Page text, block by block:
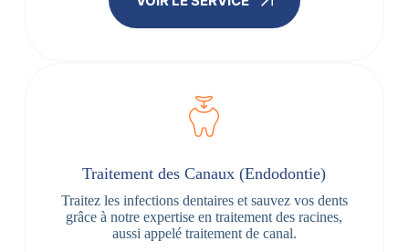
Traitement des Canaux (Endodontie)
Traitez les infections dentaires et sauvez vos dents
grâce à notre expertise en traitement des racines,
aussi appelé traitement de canal.